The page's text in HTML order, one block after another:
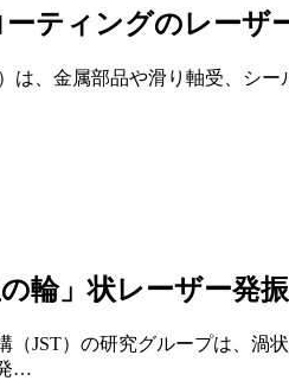
ティングのレーザ
は、金属部品や滑り軸受、シ
輪」状レーザー発
JST）の研究グループは、
…